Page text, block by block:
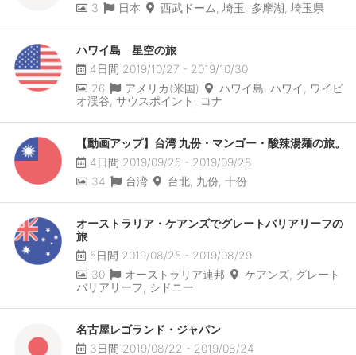
3
日本 西武ドーム, 埼玉, 多摩湖, 埼玉県
ハワイ島 星空の旅
4日間 2019/10/27 - 2019/10/30
26
アメリカ(米国)
ハワイ島, ハワイ, ワイピ
オ渓谷, サウスポイント, コナ
【動画アップ】台湾 九份・マンゴー・酸辣湯麺の旅。
4日間 2019/09/25 - 2019/09/28
34
台湾 台北, 九份, 十份
オーストラリア・ケアンズでグレートバリアリーフの
旅
5日間 2019/08/25 - 2019/08/29
30
オーストラリア連邦
ケアンズ, グレート
バリアリーフ, シドニー
名古屋レゴランド・ジャパン
3日間 2019/08/22 - 2019/08/24